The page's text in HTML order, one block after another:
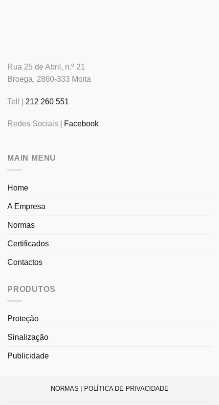
Rua 25 de Abril, n.º 21
Broega, 2860-333 Moita
Telf | 212 260 551
Redes Sociais | Facebook
MAIN MENU
Home
A Empresa
Normas
Certificados
Contactos
PRODUTOS
Proteção
Sinalização
Publicidade
NORMAS POLÍTICA DE PRIVACIDADE